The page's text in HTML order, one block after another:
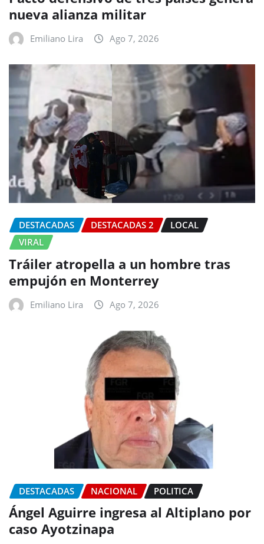
nueva alianza militar
Emiliano Lira Ago 7, 2026
DESTACADAS DESTACADAS 2
LOCAL
VIRAL
Tráiler atropella a un hombre tras
empujón en Monterrey
Emiliano Lira Ago 7, 2026
DESTACADAS NACIONAL POLITICA
Ángel Aguirre ingresa al Altiplano por
caso Ayotzinapa